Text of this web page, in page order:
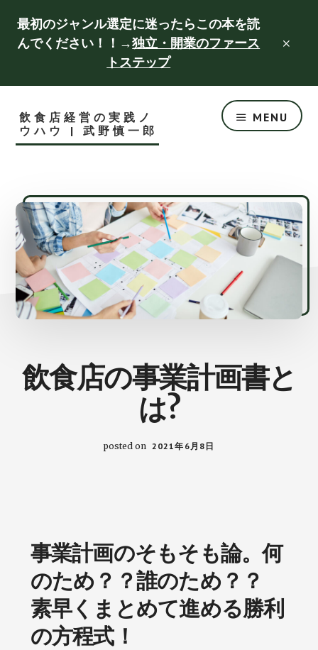
main
footer
最初のジャンル選定に迷ったらこの本を読
んでください！！→独立・開業のファース
トステップ
飲食店経営の実践ノ
ウハウ | 武野慎一郎
る
飲
食
店
づ
く
り
の
ヒ
MENU
飲食店の事業計画書と
は?
posted on 2021年6月8日
事業計画のそもそも論。何
のため？？誰のため？？
素早くまとめて進める勝利
の方程式！